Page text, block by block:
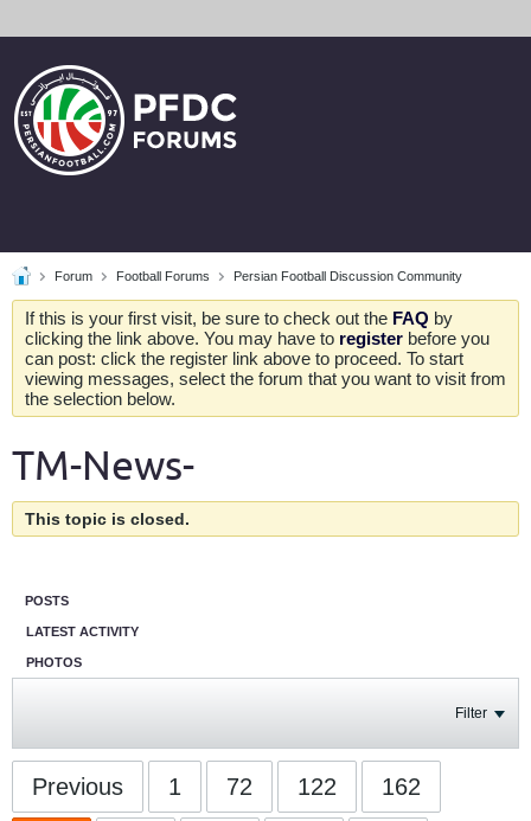
Forum Football Forums Persian Football Discussion Community
If this is your first visit, be sure to check out the FAQ by
clicking the link above. You may have to register before you
can post: click the register link above to proceed. To start
viewing messages, select the forum that you want to visit from
the selection below.
TM-News-
This topic is closed.
POSTS
LATEST ACTIVITY
PHOTOS
Filter
Previous 1 72 122 162